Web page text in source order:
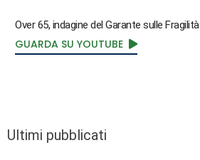
Over 65, indagine del Garante sulle Fragilità
GUARDA SU YOUTUBE
Ultimi pubblicati